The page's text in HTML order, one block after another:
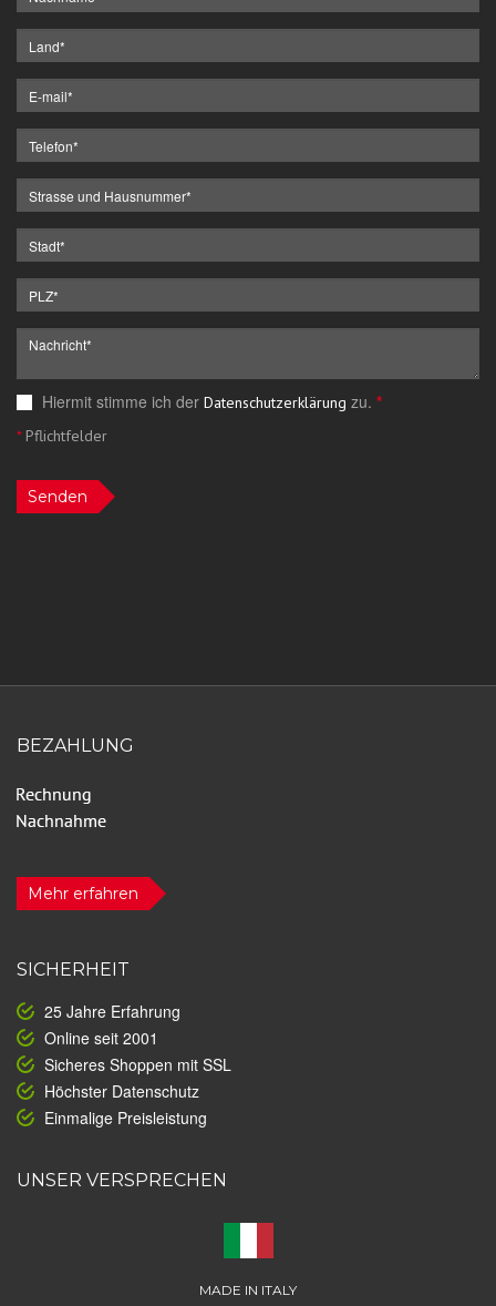
Hiermit stimme ich der Datenschutzerklärung zu. *
*Pflichtfelder
Senden
BEZAHLUNG
Mehr erfahren
SICHERHEIT
25 Jahre Erfahrung
Online seit 2001
Sicheres Shoppen mit SSL
Höchster Datenschutz
Einmalige Preisleistung
UNSER VERSPRECHEN
MADE IN ITALY